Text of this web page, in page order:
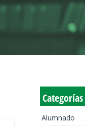
Categorías
Alumnado